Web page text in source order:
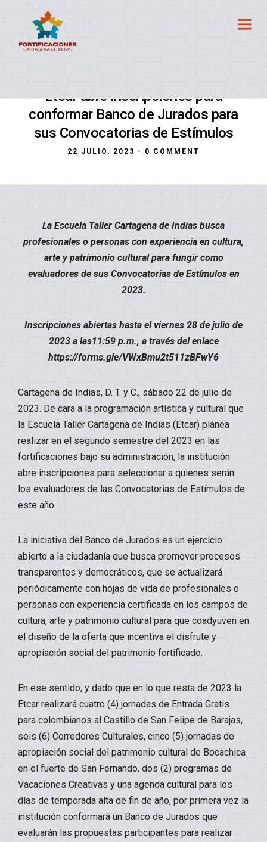
Etcar abre inscripciones para
conformar Banco de Jurados para
sus Convocatorias de Estímulos
22 JULIO, 2023 • 0 COMMENT
La Escuela Taller Cartagena de Indias busca
profesionales o personas con experiencia en cultura,
arte y patrimonio cultural para fungir como
evaluadores de sus Convocatorias de Estímulos en
2023.
Inscripciones abiertas hasta el viernes 28 de julio de
2023 a las11:59 p.m., a través del enlace
https://forms.gle/VWxBmu2t511zBFwY6
Cartagena de Indias, D. T. y C., sábado 22 de julio de
2023. De cara a la programación artística y cultural que
la Escuela Taller Cartagena de Indias (Etcar) planea
realizar en el segundo semestre del 2023 en las
fortificaciones bajo su administración, la institución
abre inscripciones para seleccionar a quienes serán
los evaluadores de las Convocatorias de Estímulos de
este año.
La iniciativa del Banco de Jurados es un ejercicio
abierto a la ciudadanía que busca promover procesos
transparentes y democráticos, que se actualizará
periódicamente con hojas de vida de profesionales o
personas con experiencia certificada en los campos de
cultura, arte y patrimonio cultural para que coadyuven en
el diseño de la oferta que incentiva el disfrute y
apropiación social del patrimonio fortificado.
En ese sentido, y dado que en lo que resta de 2023 la
Etcar realizará cuatro (4) jornadas de Entrada Gratis
para colombianos al Castillo de San Felipe de Barajas,
seis (6) Corredores Culturales, cinco (5) jornadas de
apropiación social del patrimonio cultural de Bocachica
en el fuerte de San Fernando, dos (2) programas de
Vacaciones Creativas y una agenda cultural para los
días de temporada alta de fin de año, por primera vez la
institución conformará un Banco de Jurados que
evaluarán las propuestas participantes para realizar